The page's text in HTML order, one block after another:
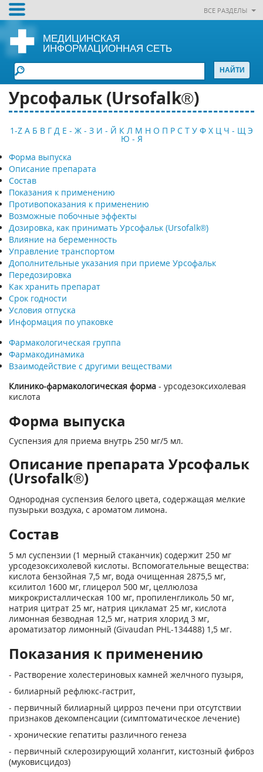
ВСЕ РАЗДЕЛЫ
МЕДИЦИНСКАЯ
ИНФОРМАЦИОННАЯ СЕТЬ
Урсофальк (Ursofalk®)
1-Z А Б В Г Д Е - Ж - З И - Й К Л М Н О П Р С Т У Ф Х Ц Ч - Щ Э
Ю - Я
Форма выпуска
Описание препарата
Состав
Показания к применению
Противопоказания к применению
Возможные побочные эффекты
Дозировка, как принимать Урсофальк (Ursofalk®)
Влияние на беременность
Управление транспортом
Дополнительные указания при приеме Урсофальк
Передозировка
Как хранить препарат
Срок годности
Условия отпуска
Информация по упаковке
Фармакологическая группа
Фармакодинамика
Взаимодействие с другими веществами
Клинико-фармакологическая форма - урсодезоксихолевая
кислота
Форма выпуска
Суспензия для приема внутрь 250 мг/5 мл.
Описание препарата Урсофальк
(Ursofalk®)
Однородная суспензия белого цвета, содержащая мелкие
пузырьки воздуха, с ароматом лимона.
Состав
5 мл суспензии (1 мерный стаканчик) содержит 250 мг
урсодезоксихолевой кислоты. Вспомогательные вещества:
кислота бензойная 7,5 мг, вода очищенная 2875,5 мг,
ксилитол 1600 мг, глицерол 500 мг, целлюлоза
микрокристаллическая 100 мг, пропиленгликоль 50 мг,
натрия цитрат 25 мг, натрия цикламат 25 мг, кислота
лимонная безводная 12,5 мг, натрия хлорид 3 мг,
ароматизатор лимонный (Givaudan PHL-134488) 1,5 мг.
Показания к применению
- Растворение холестериновых камней желчного пузыря,
- билиарный рефлюкс-гастрит,
- первичный билиарный цирроз печени при отсутствии
признаков декомпенсации (симптоматическое лечение)
- хронические гепатиты различного генеза
- первичный склерозирующий холангит, кистозный фиброз
(муковисцидоз)